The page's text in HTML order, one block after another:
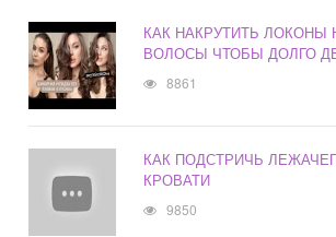
КАК НАКРУТИТЬ ЛОКОНЫ
ВОЛОСЫ ЧТОБЫ ДОЛГО
8861
КАК ПОДСТРИЧЬ
КРОВАТИ
9850